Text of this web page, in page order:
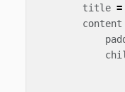
title =
content